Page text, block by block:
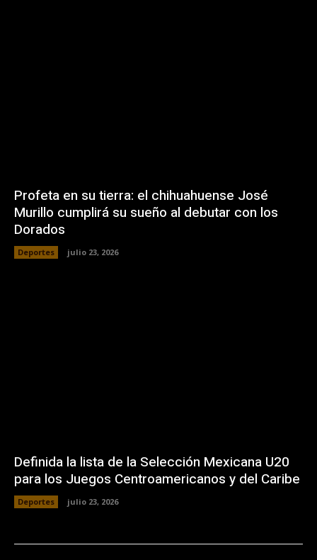
Profeta en su tierra: el chihuahuense José
Murillo cumplirá su sueño al debutar con los
Dorados
Deportes julio 23, 2026
Definida la lista de la Selección Mexicana U20
para los Juegos Centroamericanos y del Caribe
Deportes julio 23, 2026